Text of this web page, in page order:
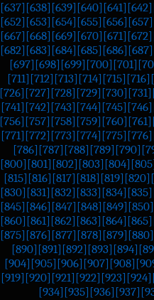
[637] [638] [639] [640] [641] [642]
[652] [653] [654] [655] [656] [657]
[667] [668] [669] [670] [671] [672]
[682] [683] [684] [685] [686] [687]
[697] [698] [699] [700] [701]
[711] [712] [713] [714] [715] [716]
[726] [727] [728] [729] [730] [731]
[741] [742] [743] [744] [745] [746]
[756] [757] [758] [759] [760] [761]
[771] [772] [773] [774] [775] [776]
[786] [787] [788] [789] [790]
[800] [801] [802] [803] [804]
[815] [816] [817] [818] [819] [820]
[830] [831] [832] [833] [834] [835]
[845] [846] [847] [848] [849] [850]
[860] [861] [862] [863] [864] [865]
[875] [876] [877] [878] [879] [880]
[890] [891] [892] [893] [894]
[904] [905] [906] [907] [908]
[919] [920] [921] [922] [923] [924]
[934] [935] [936] [937]